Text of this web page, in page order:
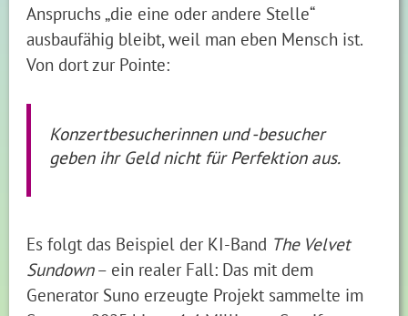
Anspruchs „die eine oder andere Stelle“
ausbaufähig bleibt, weil man eben Mensch ist.
Von dort zur Pointe:
Konzertbesucherinnen und -besucher
geben ihr Geld nicht für Perfektion aus.
Es folgt das Beispiel der KI-Band The Velvet
Sundown– ein realer Fall: Das mit dem
Generator Suno erzeugte Projekt sammelte im